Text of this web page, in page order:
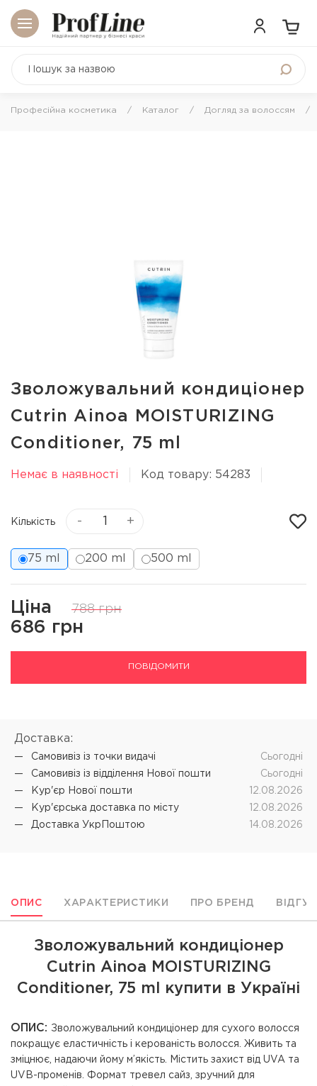
Професійна косметика Каталог Догляд за волоссям
Зволожувальний кондиціонер
Cutrin Ainoa MOISTURIZING
Conditioner, 75 ml
Немає в наявності Код товару: 54283
Кількість - +
75 ml 200 ml 500 ml
Ціна 788 грн
686 грн
ПОВІДОМИТИ
Доставка:
Самовивіз iз точки видачі
Cьогодні
Самовивіз iз відділення Нової пошти
Cьогодні
Кур'єр Нової пошти
12.08.2026
Кур'єрська доставка по місту
12.08.2026
Доставка УкрПоштою
14.08.2026
ОПИС ХАРАКТЕРИСТИКИ ПРО БРЕНД
Зволожувальний кондиціонер
Cutrin Ainoa MOISTURIZING
Conditioner, 75 ml купити в Україні
ОПИС: Зволожувальний кондиціонер для сухого волосся
покращує еластичність і керованість волосся. Живить та
зміцнює, надаючи йому м’якість. Містить захист від UVA та
UVB-променів. Формат тревел сайз, зручний для